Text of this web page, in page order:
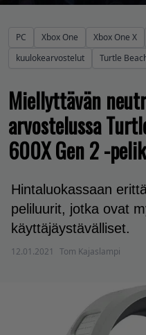
PC Xbox One Xbox One X
kuulokearvostelut
Turtle
Miellyttävän
arvostelussa
600X Gen 2 -
Hintaluokassaan
peliluurit, jotka ovat
käyttäjäystävälliset.
12.01.2021 Tom Kajaslampi